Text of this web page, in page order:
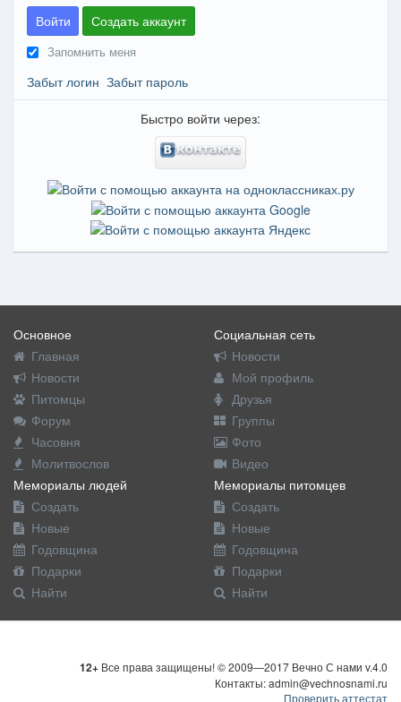
Войти Создать аккаунт
Запомнить меня
Забыт логин Забыт пароль
Быстро войти через:
Основное
Главная
Новости
Питомцы
Форум
Часовня
Молитвослов
Социальная сеть
Новости
Мой профиль
Друзья
Группы
Фото
Видео
Мемориалы людей
Создать
Новые
Годовщина
Подарки
Найти
Мемориалы питомцев
Создать
Новые
Годовщина
Подарки
Найти
12+ Все права защищены! © 2009—2017 Вечно С нами v.4.0
Контакты: admin@vechnosnami.ru
Проверить аттестат